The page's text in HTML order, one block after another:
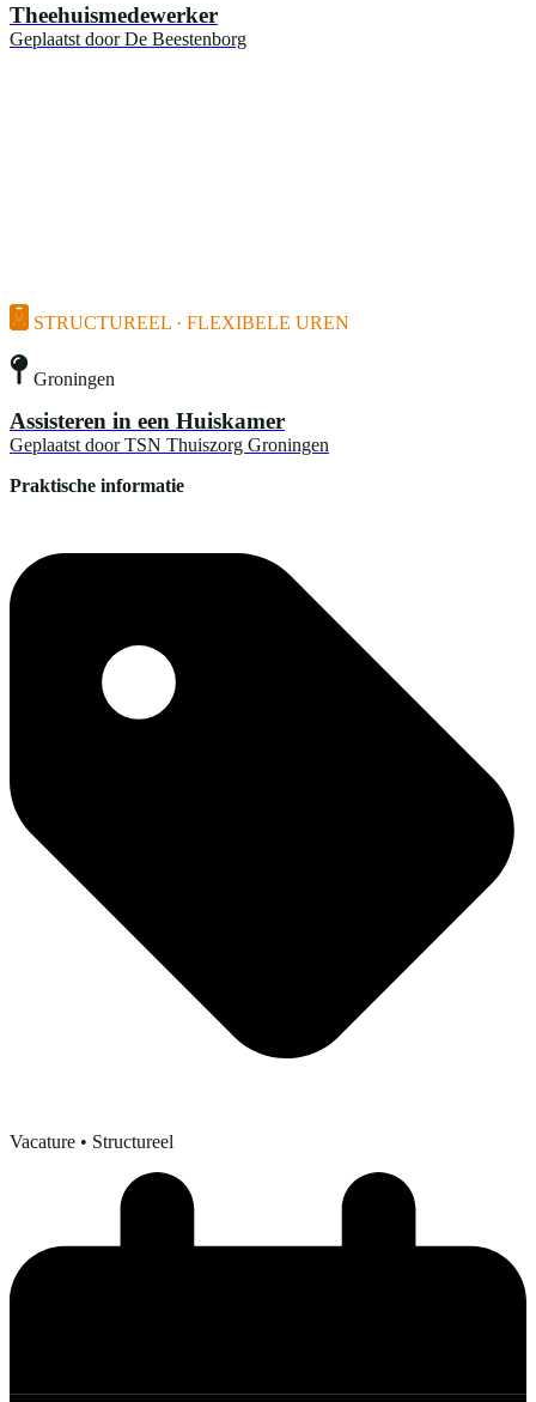
Theehuismedewerker
Geplaatst door De Beestenborg
STRUCTUREEL · FLEXIBELE UREN
Groningen
Assisteren in een Huiskamer
Geplaatst door TSN Thuiszorg Groningen
Praktische informatie
Vacature • Structureel